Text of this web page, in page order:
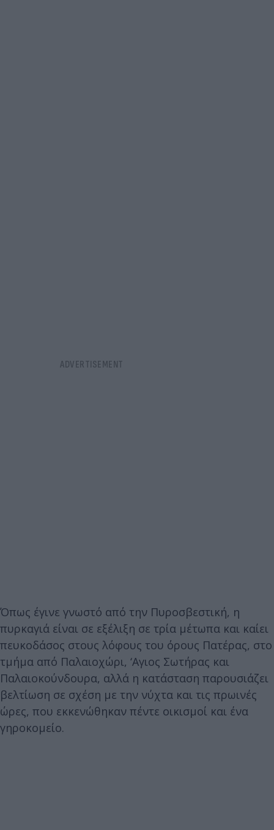
Όπως έγινε γνωστό από την Πυροσβεστική, η
πυρκαγιά είναι σε εξέλιξη σε τρία μέτωπα και καίει
πευκοδάσος στους λόφους του όρους Πατέρας, στο
τμήμα από Παλαιοχώρι, ‘Αγιος Σωτήρας και
Παλαιοκούνδουρα, αλλά η κατάσταση παρουσιάζει
βελτίωση σε σχέση με την νύχτα και τις πρωινές
ώρες, που εκκενώθηκαν πέντε οικισμοί και ένα
γηροκομείο.